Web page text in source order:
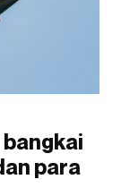
para